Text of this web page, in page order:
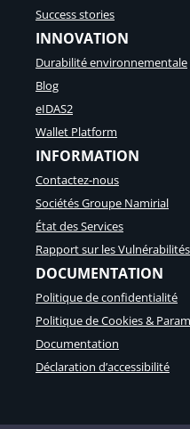
Success stories
INNOVATION
Durabilité environnementale
Blog
eIDAS2
Wallet Platform
INFORMATION
Contactez-nous
Sociétés Groupe Namirial
État des Services
Rapport sur les Vulnérabilités
DOCUMENTATION
Politique de confidentialité
Politique de Cookies &
Documentation
Déclaration d’accessibilité